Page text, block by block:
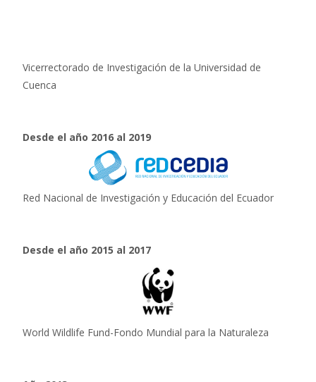
Vicerrectorado de Investigación de la Universidad de
Cuenca
Desde el año 2016 al 2019
Red Nacional de Investigación y Educación del Ecuador
Desde el año 2015 al 2017
World Wildlife Fund-Fondo Mundial para la Naturaleza